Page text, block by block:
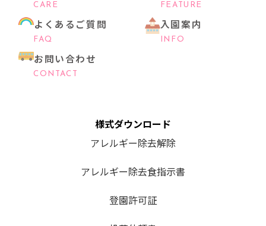
CARE FEATURE
よくあるご質問
FAQ
入園案内
INFO
お問い合わせ
CONTACT
様式ダウンロード
アレルギー除去解除
アレルギー除去食指示書
登園許可証